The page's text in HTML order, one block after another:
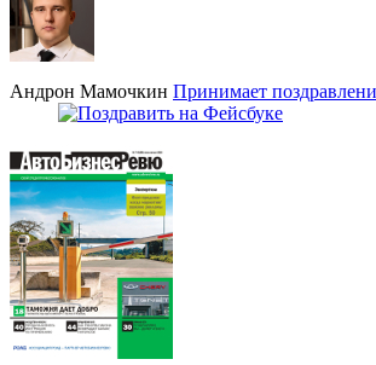
Андрон Мамочкин Принимает